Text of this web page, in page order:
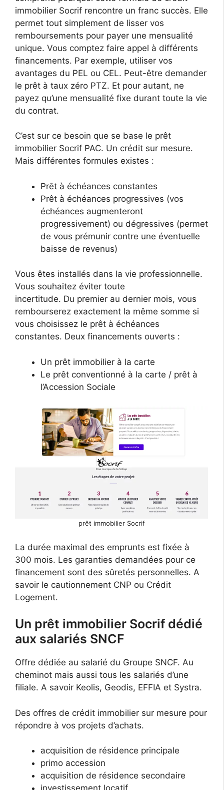
immobilier Socrif rencontre un franc succès. Elle
permet tout simplement de lisser vos
remboursements pour payer une mensualité
unique. Vous comptez faire appel à différents
financements. Par exemple, utiliser vos
avantages du PEL ou CEL. Peut-être demander
le prêt à taux zéro PTZ. Et pour autant, ne
payez qu’une mensualité fixe durant toute la vie
du contrat.
C’est sur ce besoin que se base le prêt
immobilier Socrif PAC. Un crédit sur mesure.
Mais différentes formules existes :
Prêt à échéances constantes
Prêt à échéances progressives (vos
échéances augmenteront
progressivement) ou dégressives (permet
de vous prémunir contre une éventuelle
baisse de revenus)
Vous êtes installés dans la vie professionnelle.
Vous souhaitez éviter toute
incertitude. Du premier au dernier mois, vous
rembourserez exactement la même somme si
vous choisissez le prêt à échéances
constantes. Deux financements ouverts :
Un prêt immobilier à la carte
Le prêt conventionné à la carte / prêt à
l’Accession Sociale
prêt immobilier Socrif
La durée maximal des emprunts est fixée à
300 mois. Les garanties demandées pour ce
financement sont des sûretés personnelles. A
savoir le cautionnement CNP ou Crédit
Logement.
Un prêt immobilier Socrif dédié
aux salariés SNCF
Offre dédiée au salarié du Groupe SNCF. Au
cheminot mais aussi tous les salariés d’une
filiale. A savoir Keolis, Geodis, EFFIA et Systra.
Des offres de crédit immobilier sur mesure pour
répondre à vos projets d’achats.
acquisition de résidence principale
primo accession
acquisition de résidence secondaire
investissement locatif